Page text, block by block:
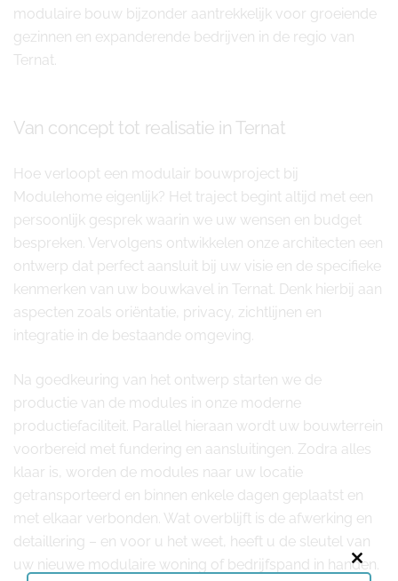
modulaire bouw bijzonder aantrekkelijk voor groeiende
gezinnen en expanderende bedrijven in de regio van
Ternat.
Van concept tot realisatie in Ternat
Hoe verloopt een modulair bouwproject bij
Modulehome eigenlijk? Het traject begint altijd met een
persoonlijk gesprek waarin we uw wensen en budget
bespreken. Vervolgens ontwikkelen onze architecten een
ontwerp dat perfect aansluit bij uw visie en de specifieke
kenmerken van uw bouwkavel in Ternat. Denk hierbij aan
aspecten zoals oriëntatie, privacy, zichtlijnen en
integratie in de bestaande omgeving.
Na goedkeuring van het ontwerp starten we de
productie van de modules in onze moderne
productiefaciliteit. Parallel hieraan wordt uw bouwterrein
voorbereid met fundering en aansluitingen. Zodra alles
klaar is, worden de modules naar uw locatie
getransporteerd en binnen enkele dagen geplaatst en
met elkaar verbonden. Wat overblijft is de afwerking en
detaillering – en voor u het weet, heeft u de sleutel van
uw nieuwe modulaire woning of bedrijfspand in handen.
Close